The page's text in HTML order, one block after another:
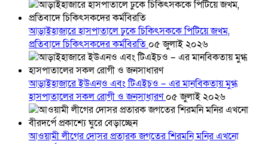
আড়াইহাজারে হাসপাতালে ঢুকে চিকিৎসককে পিটিয়ে জখম,
প্রতিবাদে চিকিৎসকদের কর্মবিরতি ০৫ জুলাই ২০২৬
আড়াইহাজারে ইউএনও এবং টিএইচও – এর মানবিকতায় মুগ্ধ
হাসপাতালের সকল রোগী ও জনসাধারণ০৫ জুলাই ২০২৬
আওয়ামী লীগের দোসর প্রতারক জগতের শিরমনি মনির এখনো